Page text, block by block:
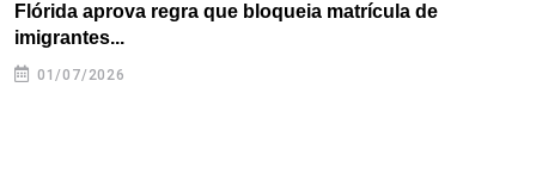
Flórida aprova regra que bloqueia matrícula de
imigrantes...
01/07/2026